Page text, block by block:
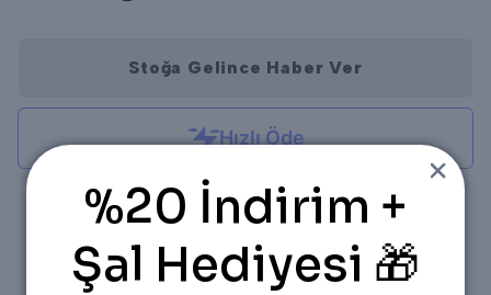
Stoğa Gelince Haber Ver
Popüler Ürün!Son 24 saatte 1.117 kişi inceledi
Son 24 saatte 12 adet satıldı
%20 İndirim +
Şal Hediyesi 🎁